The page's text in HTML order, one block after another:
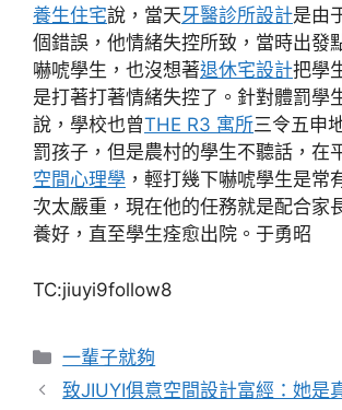
養生住宅說，當天牙醫診所設計是由
個錯誤，他情緒失控所致，當時出發
嚇唬學生，也沒想著退休宅設計把學
是打著打著情緒失控了。針對體罰學
說，學校也曾THE R3 寓所三令五申
罰孩子，但是農村的學生不聽話，在
空間心理學 ，輕打幾下嚇唬學生是常
次太嚴重，現在他的任務就是配合家
養好，直至學生痊愈出院。于勇昭
TC:jiuyi9follow8
分
類
一輩子就夠
致JIUYI俱意空間設計富經：她是